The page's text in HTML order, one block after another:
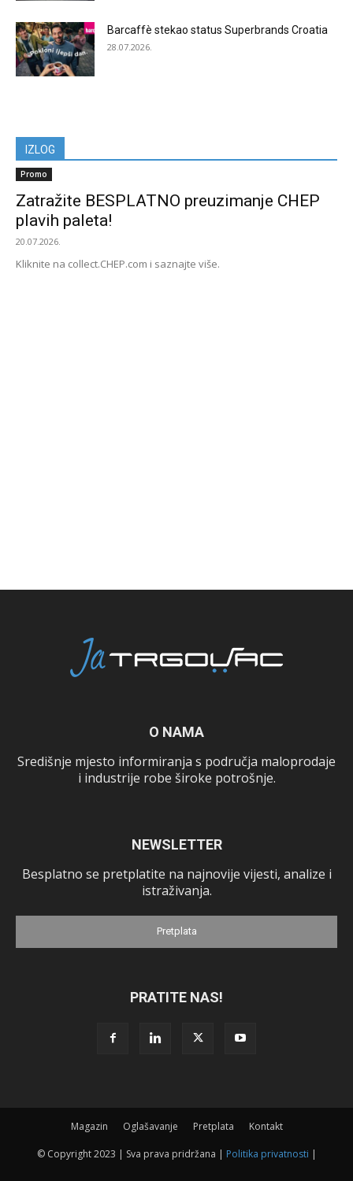
Barcaffè stekao status Superbrands Croatia
28.07.2026.
IZLOG
Promo
Zatražite BESPLATNO preuzimanje CHEP
plavih paleta!
20.07.2026.
Kliknite na collect.CHEP.com i saznajte više.
O NAMA
Središnje mjesto informiranja s područja maloprodaje
i industrije robe široke potrošnje.
NEWSLETTER
Besplatno se pretplatite na najnovije vijesti, analize i
istraživanja.
Pretplata
PRATITE NAS!
Magazin Oglašavanje Pretplata Kontakt
© Copyright 2023 | Sva prava pridržana | Politika privatnosti |